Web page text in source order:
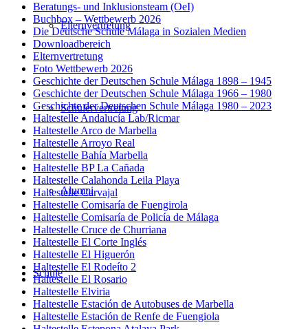
Elternvertretung
Schülervertretung
Alumni
Schule
Beratungs- und Inklusionsteam (OeI)
Buchbox – Wettbewerb 2026
Die Deutsche Schule Málaga in Sozialen Medien
Downloadbereich
Elternvertretung
Foto Wettbewerb 2026
Geschichte der Deutschen Schule Málaga 1898 – 1945
Geschichte der Deutschen Schule Málaga 1966 – 1980
Geschichte der Deutschen Schule Málaga 1980 – 2023
Haltestelle Andalucía Lab/Ricmar
Haltestelle Arco de Marbella
Haltestelle Arroyo Real
Haltestelle Bahía Marbella
Haltestelle BP La Cañada
Haltestelle Calahonda Leila Playa
Haltestelle Carvajal
Haltestelle Comisaría de Fuengirola
Haltestelle Comisaría de Policía de Málaga
Haltestelle Cruce de Churriana
Haltestelle El Corte Inglés
Haltestelle El Higuerón
Haltestelle El Rodeíto 2
Haltestelle El Rosario
Haltestelle Elviria
Haltestelle Estación de Autobuses de Marbella
Haltestelle Estación de Renfe de Fuengiola